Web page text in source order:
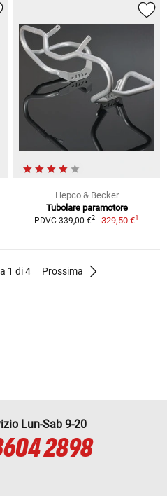
Hepco & Becker
Tubolare paramotore
PDVC 339,00 €2 329,50 €1
1 di 4 Prossima
Lun-Sab 9-20
2898